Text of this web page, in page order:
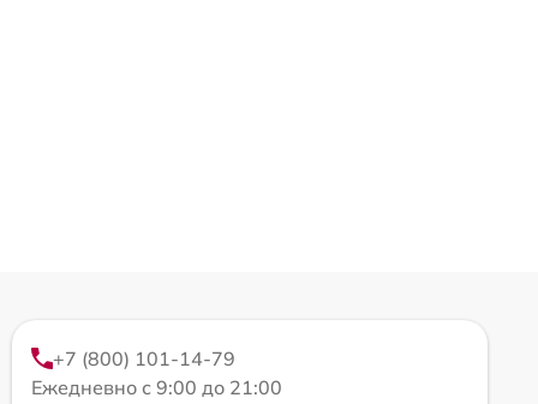
+7 (800) 101-14-79
Ежедневно с 9:00 до 21:00